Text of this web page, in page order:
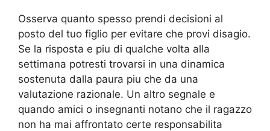
Osserva quanto spesso prendi decisioni al
posto del tuo figlio per evitare che provi disagio.
Se la risposta e piu di qualche volta alla
settimana potresti trovarsi in una dinamica
sostenuta dalla paura piu che da una
valutazione razionale. Un altro segnale e
quando amici o insegnanti notano che il ragazzo
non ha mai affrontato certe responsabilita